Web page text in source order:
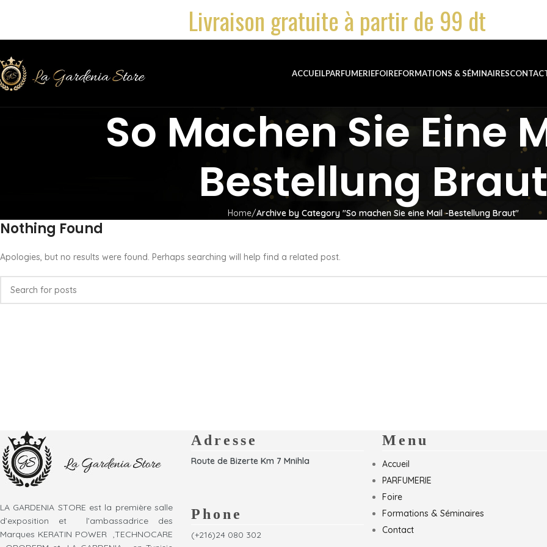
Livraison gratuite à partir de 99 dt
ACCUEILPARFUMERIEFOIREFORMATIONS & SÉMINAIRES
So Machen Sie Eine
Bestellung Braut
Home Archive by Category "So machen Sie eine Mail -Bestellung Braut"
Nothing Found
Apologies, but no results were found. Perhaps searching will help find a related post.
LA GARDENIA STORE est la première salle
d’exposition et l’ambassadrice des
Marques KERATIN POWER ,TECHNOCARE
Adresse
Route de Bizerte Km 7 Mnihla
Phone
(+216)24 080 302
Menu
Accueil
PARFUMERIE
Foire
Formations & Séminaires
Contact